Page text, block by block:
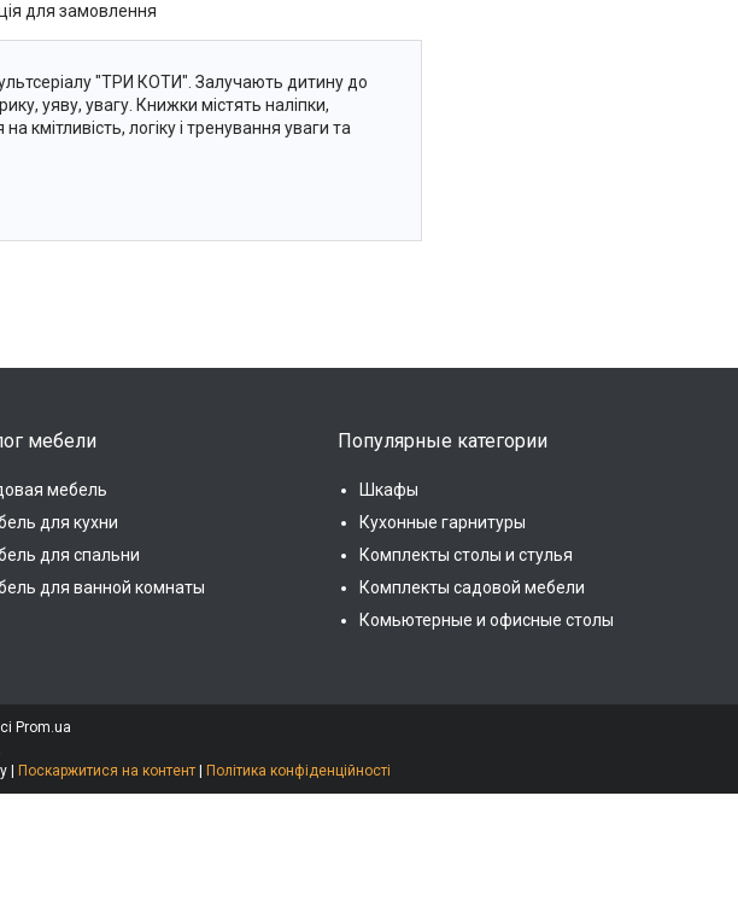
для замовлення
"ТРИ КОТИ". Залучають дитину до
уяву, увагу. Книжки містять наліпки,
кмітливість, логіку і тренування уваги та
мебели
мебель
для кухни
для спальни
для ванной комнаты
Популярные категории
Шкафы
Кухонные гарнитуры
Комплекты столы и стулья
Комплекты садовой мебели
Комьютерные и офисные столы
Prom.ua
Поскаржитися на контент Політика конфіденційності